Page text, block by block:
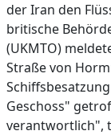
der Iran den
britische
(UKMTO)
Straße von
Geschoss"
verantwortlich",